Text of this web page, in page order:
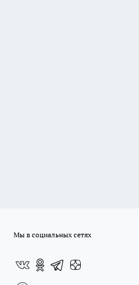
Мы в социальных сетях